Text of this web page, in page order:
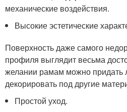
механические воздействия.
Высокие эстетические
Поверхность даже самого
профиля выглядит весьма
желании рамам можно придать
декорировать под другие
Простой уход.